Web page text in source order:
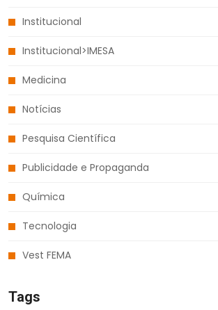
Institucional
Institucional>IMESA
Medicina
Notícias
Pesquisa Científica
Publicidade e Propaganda
Química
Tecnologia
Vest FEMA
Tags